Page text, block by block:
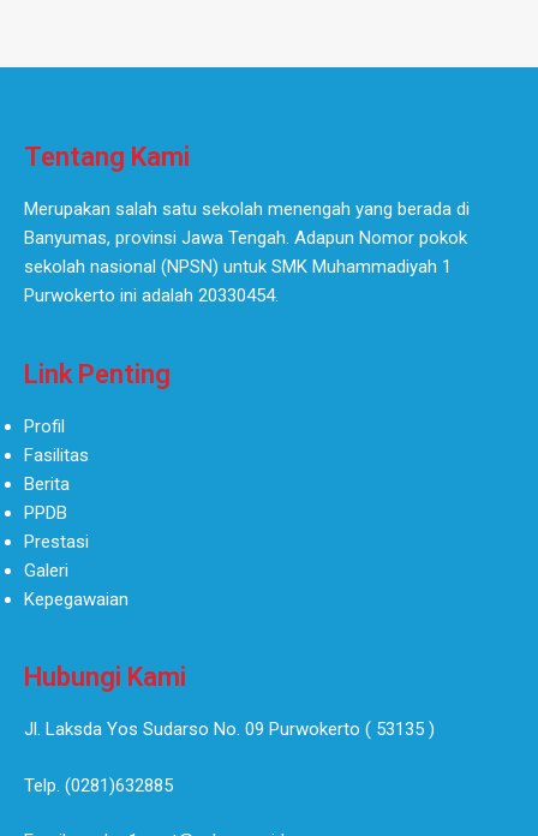
Tentang Kami
Merupakan salah satu sekolah menengah yang berada di
Banyumas, provinsi Jawa Tengah. Adapun Nomor pokok
sekolah nasional (NPSN) untuk SMK Muhammadiyah 1
Purwokerto ini adalah 20330454.
Link Penting
Profil
Fasilitas
Berita
PPDB
Prestasi
Galeri
Kepegawaian
Hubungi Kami
Jl. Laksda Yos Sudarso No. 09 Purwokerto ( 53135 )​
Telp. (0281)632885